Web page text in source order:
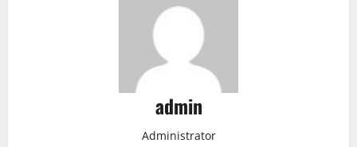
admin
Administrator